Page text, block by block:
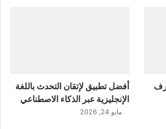
أفضل تطبيق لإتقان التحدث باللغة
الإنجليزية عبر الذكاء الاصطناعي
مايو 24, 2026